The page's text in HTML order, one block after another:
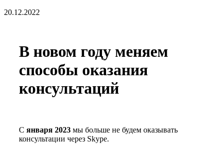
20.12.2022
В новом году меняем
способы оказания
консультаций
С января 2023 мы больше не будем оказывать
консультации через Skype.